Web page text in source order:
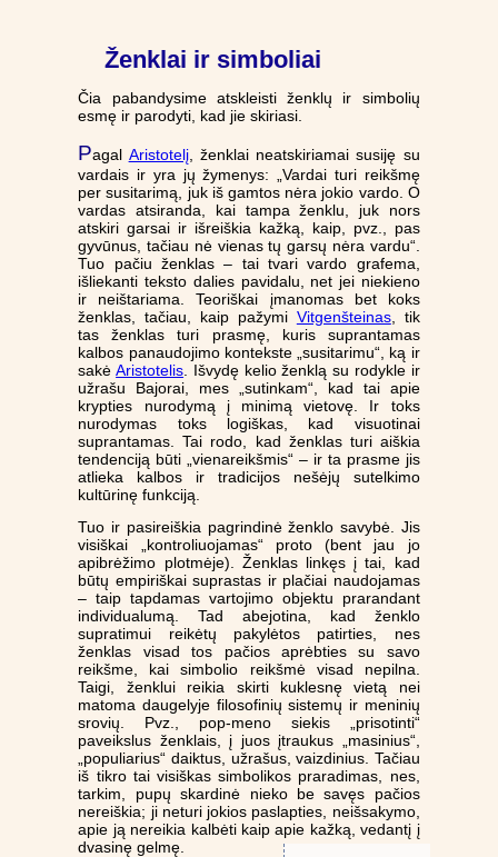
Ženklai ir simboliai
Čia pabandysime atskleisti ženklų ir simbolių
esmę ir parodyti, kad jie skiriasi.
Pagal Aristotelį, ženklai neatskiriamai susiję su
vardais ir yra jų žymenys: „Vardai turi reikšmę
per susitarimą, juk iš gamtos nėra jokio vardo. O
vardas atsiranda, kai tampa ženklu, juk nors
atskiri garsai ir išreiškia kažką, kaip, pvz., pas
gyvūnus, tačiau nė vienas tų garsų nėra vardu“.
Tuo pačiu ženklas – tai tvari vardo grafema,
išliekanti teksto dalies pavidalu, net jei niekieno
ir neištariama. Teoriškai įmanomas bet koks
ženklas, tačiau, kaip pažymi Vitgenšteinas, tik
tas ženklas turi prasmę, kuris suprantamas
kalbos panaudojimo kontekste „susitarimu“, ką ir
sakėAristotelis . Išvydę kelio ženklą su rodykle ir
užrašu Bajorai, mes „sutinkam“, kad tai apie
krypties nurodymą į minimą vietovę. Ir toks
nurodymas toks logiškas, kad visuotinai
suprantamas. Tai rodo, kad ženklas turi aiškia
tendenciją būti „vienareikšmis“ – ir ta prasme jis
atlieka kalbos ir tradicijos nešėjų sutelkimo
kultūrinę funkciją.
Tuo ir pasireiškia pagrindinė ženklo savybė. Jis
visiškai „kontroliuojamas“ proto (bent jau jo
apibrėžimo plotmėje). Ženklas linkęs į tai, kad
būtų empiriškai suprastas ir plačiai naudojamas
– taip tapdamas vartojimo objektu prarandant
individualumą. Tad abejotina, kad ženklo
supratimui reikėtų pakylėtos patirties, nes
ženklas visad tos pačios aprėbties su savo
reikšme, kai simbolio reikšmė visad nepilna.
Taigi, ženklui reikia skirti kuklesnę vietą nei
matoma daugelyje filosofinių sistemų ir meninių
srovių. Pvz., pop-meno siekis „prisotinti“
paveikslus ženklais, į juos įtraukus „masinius“,
„populiarius“ daiktus, užrašus, vaizdinius. Tačiau
iš tikro tai visiškas simbolikos praradimas, nes,
tarkim, pupų skardinė nieko be savęs pačios
nereiškia; ji neturi jokios paslapties, neišsakymo,
apie ją nereikia kalbėti kaip apie kažką, vedantį į
dvasinę gelmę.